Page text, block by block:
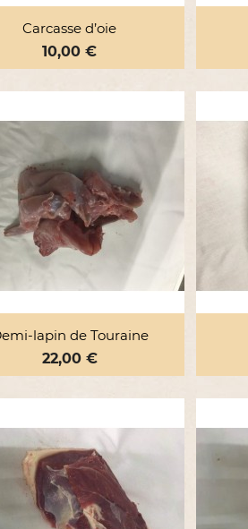
Carcasse d’oie
Prix
10,00 €
Aperçu rapide
lapin de Touraine
Prix
22,00 €
Aperçu rapide